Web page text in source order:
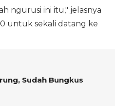
ngurusi ini itu," jelasnya
untuk sekali datang ke
Sudah Bungkus